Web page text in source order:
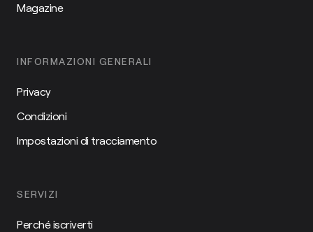
Magazine
INFORMAZIONI GENERALI
Privacy
Condizioni
Impostazioni di tracciamento
SERVIZI
Perché iscriverti